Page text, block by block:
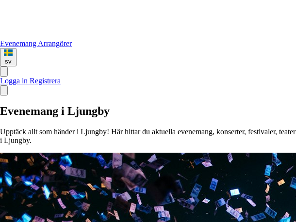
Evenemang Arrangörer
sv
Logga in Registrera
Evenemang i Ljungby
Upptäck allt som händer i Ljungby! Här hittar du aktuella evenemang, konserter, festivaler,
i Ljungby.